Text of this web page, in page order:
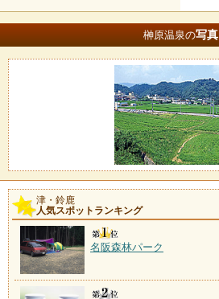
榊原温泉の写真
津・鈴鹿
人気スポットランキング
名阪森林パーク